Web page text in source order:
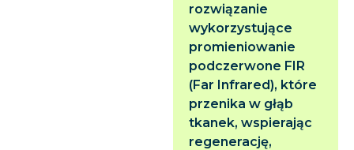
rozwiązanie
wykorzystujące
promieniowanie
podczerwone FIR
(Far Infrared), które
przenika w głąb
tkanek, wspierając
regenerację,